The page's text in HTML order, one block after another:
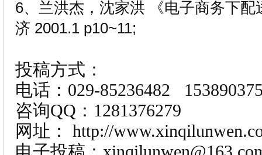
6、兰洪杰，沈家洪 《电子商务下
济 2001.1 p10~11;
投稿方式：
电话：029-85236482
咨询QQ：1281376279
网址： http://